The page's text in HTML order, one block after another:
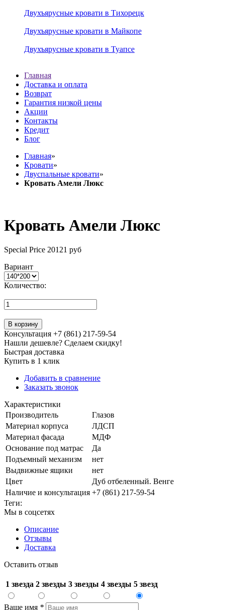
Двухъярусные кровати в Тихорецк
Двухъярусные кровати в Майкопе
Двухъярусные кровати в Туапсе
Главная
Доставка и оплата
Возврат
Гарантия низкой цены
Акции
Контакты
Кредит
Блог
Главная»
Кровати»
Двуспальные кровати»
Кровать Амели Люкс
Кровать Амели Люкс
Special Price 20121 руб
Вариант
Количество:
В корзину
Консультация +7 (861) 217-59-54
Нашли дешевле? Сделаем скидку!
Быстрая доставка
Купить в 1 клик
Добавить в сравнение
Заказать звонок
Характеристики
Производитель
Глазов
Материал корпуса
ЛДСП
Материал фасада
МДФ
Основание под матрас
Да
Подъемный механизм
нет
Выдвижные ящики
нет
Цвет
Дуб отбеленный. Венге
Наличие и консультация +7 (861) 217-59-54
Теги:
Мы в соцсетях
Описание
Отзывы
Доставка
Оставить отзыв
1 звезда 2 звезды 3 звезды 4 звезды 5 звезд
Ваше имя *